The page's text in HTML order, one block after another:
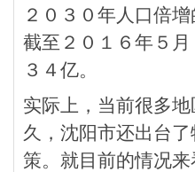
２０３０年人口倍
截至２０１６年５
３４亿。
实际上，当前很多
久，沈阳市还出台
策。就目前的情况